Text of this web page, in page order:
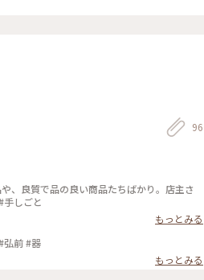
96
、良質で品の良い商品たちばかり。店主さ
スが光っていました。 また行きます。 #雑貨 #青森県 #弘前 #手しごと
もっとみる
弘前 #器
もっとみる